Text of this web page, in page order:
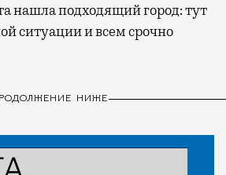
нашла подходящий город: тут
ситуации и всем срочно
НИЖЕ